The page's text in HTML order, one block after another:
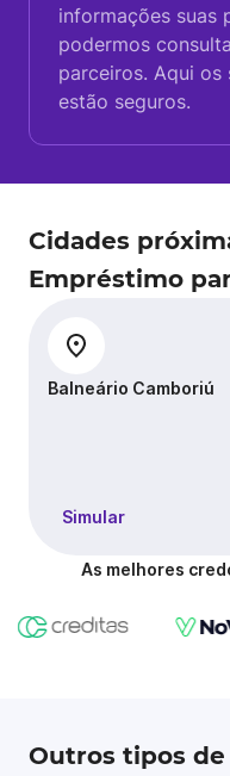
informações suas
podermos
parceiros. Aqui os
estão seguros.
Cidades
Empréstimo
Balneário Camboriú
Simular
As melhores
Outros tipos